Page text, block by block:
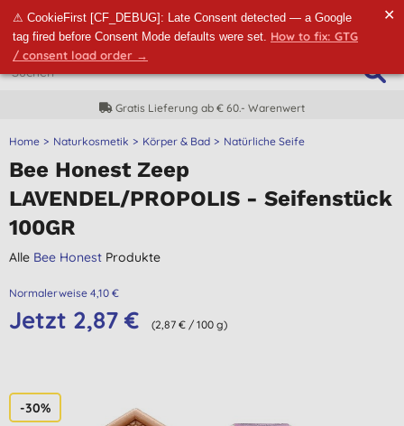
⚠ CookieFirst [CF_DEBUG]: Late Consent detected — a Google
tag fired before Consent Mode defaults were set. How to fix: GTG
/ consent load order →
✕
Gratis Lieferung ab € 60.- Warenwert
Home Naturkosmetik Körper & Bad Natürliche Seife
Bee Honest Zeep
LAVENDEL/PROPOLIS - Seifenstück
100GR
Alle Bee Honest Produkte
Normalerweise 4,10 €
Jetzt 2,87 € (2,87 € / 100 g)
-30%